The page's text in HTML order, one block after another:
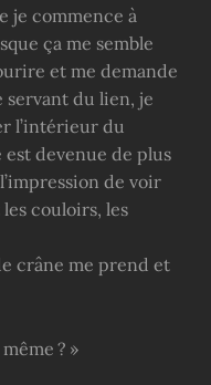
je commence à
ça me semble
et me demande
servant du lien, je
l’intérieur du
devenue de plus
de voir
couloirs, les
crâne me prend et
? »